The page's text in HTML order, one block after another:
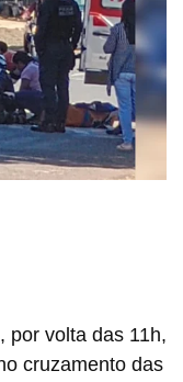
por volta das 11h,
cruzamento das